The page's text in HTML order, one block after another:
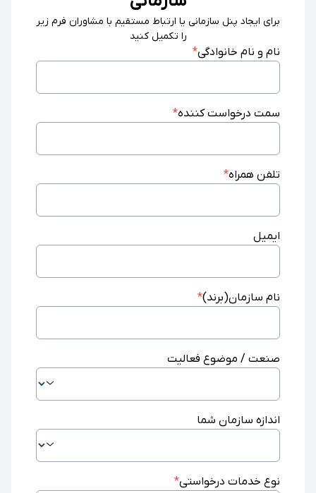
برای ایجاد پنل سازمانی یا ارتباط مستقیم با مشاوران فرم زیر
را تکمیل کنید
نام و نام خانوادگی*
سمت درخواست کننده*
تلفن همراه*
ایمیل
نام سازمان(برند)*
صنعت / موضوع فعالیت
اندازه سازمان شما
نوع خدمات درخواستی*